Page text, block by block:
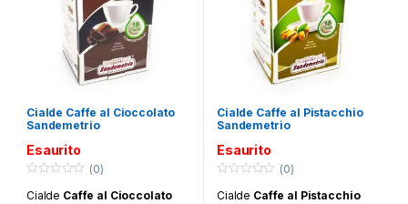
Cialde Caffe al Cioccolato
Sandemetrio
Esaurito
o
(0)
Cialde Caffe al Cioccolato
Cialde Caffe al Pistacchio
Sandemetrio
Esaurito
o
(0)
Cialde Caffe al Pistacchio